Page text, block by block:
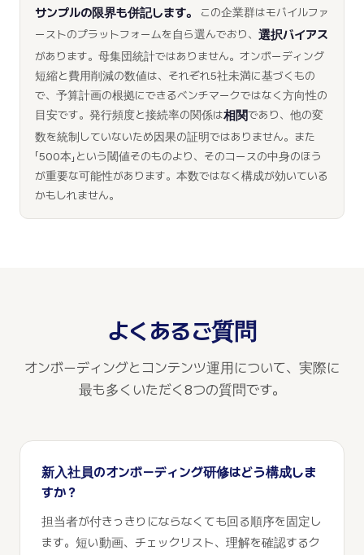
サンプルの限界も併記します。
この企業群はモバイルファ
ーストのプラットフォームを自ら選んでおり、 選択バイアス
があります。母集団統計ではありません。オンボーディング
短縮と費用削減の数値は、それぞれ5社未満に基づくもの
で、予算計画の根拠にできるベンチマークではなく方向性の
目安です。発行頻度と接続率の関係は相関であり、他の変
数を統制していないため因果の証明ではありません。また
「500本」という閾値そのものより、そのコースの中身のほう
が重要な可能性があります。本数ではなく構成が効いている
かもしれません。
よくあるご質問
オンボーディングとコンテンツ運用について、実際に
最も多くいただく8つの質問です。
新入社員のオンボーディング研修はどう構成しま
すか？
担当者が付きっきりにならなくても回る順序を固定し
ます。短い動画、チェックリスト、理解を確認するク